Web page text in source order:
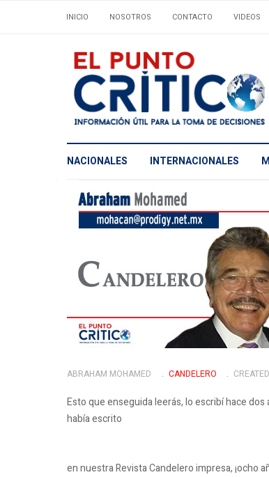
INICIO NOSOTROS CONTACTO VIDEOS
NACIONALES INTERNACIONALES
ABRAHAM MOHAMED CANDELERO
Esto que enseguida leerás, lo escribí hace
había escrito
en nuestra Revista Candelero impresa, ¡ocho